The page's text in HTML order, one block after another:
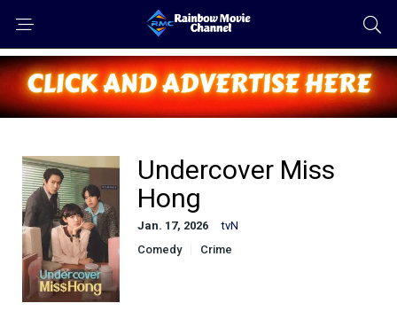
Undercover Miss
Hong
Jan. 17, 2026
tvN
Comedy
Crime